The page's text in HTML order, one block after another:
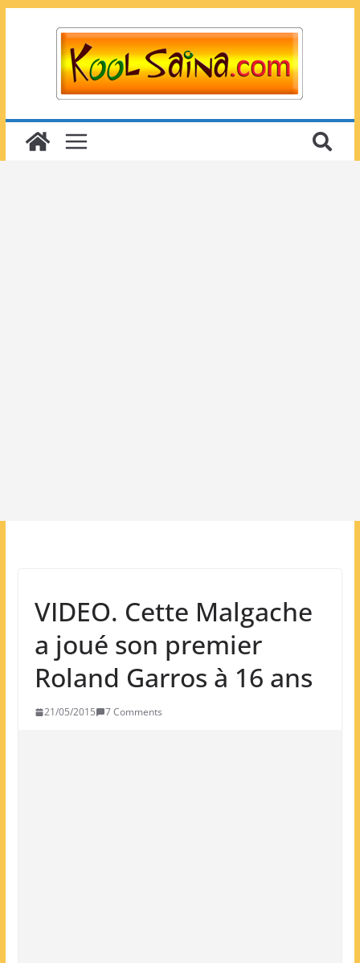
VIDEO. Cette Malgache
a joué son premier
Roland Garros à 16 ans
21/05/2015 7 Comments